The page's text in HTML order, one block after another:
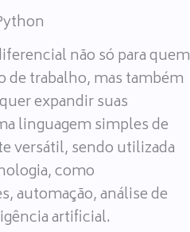
não só para quem
de trabalho, mas também
expandir suas
linguagem simples de
versátil, sendo utilizada
como
automação, análise de
artificial.